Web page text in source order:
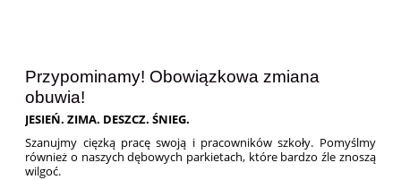
Przypominamy! Obowiązkowa zmiana
obuwia!
JESIEŃ. ZIMA. DESZCZ. ŚNIEG.
Szanujmy cięzką pracę swoją i pracowników szkoły. Pomyślmy
również o naszych dębowych parkietach, które bardzo źle znoszą
wilgoć.